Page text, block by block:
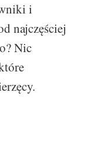
i
najczęściej
Nic